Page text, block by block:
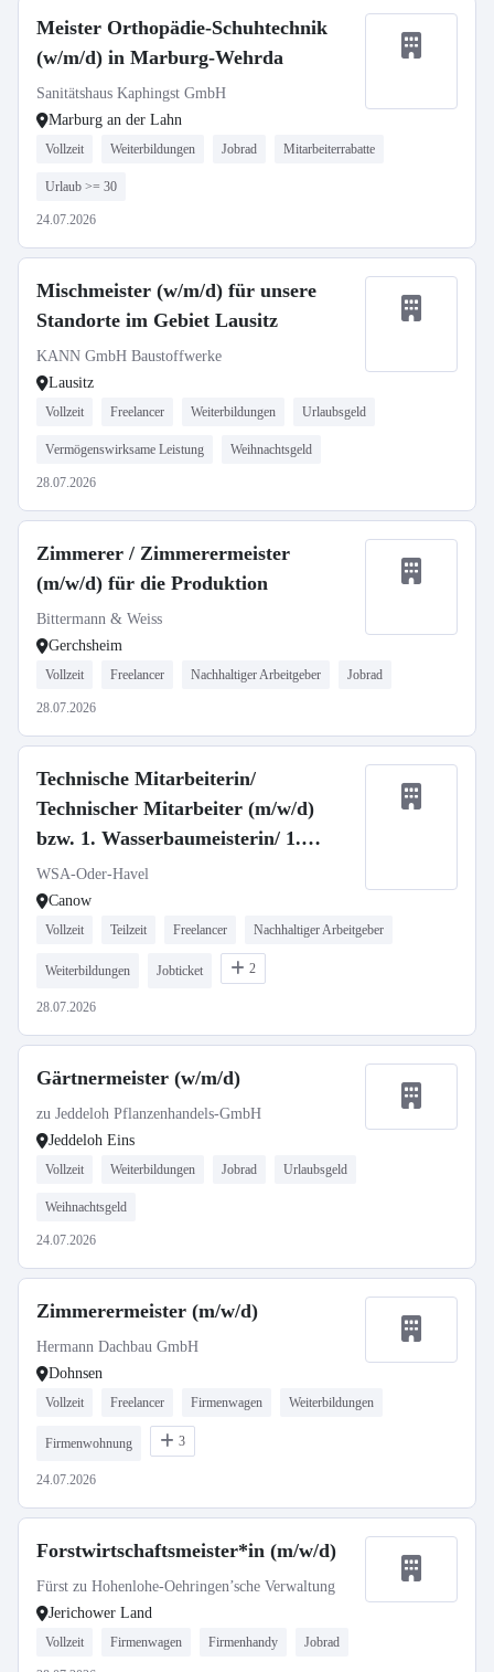
Meister Orthopädie-Schuhtechnik
(w/m/d) in Marburg-Wehrda
Sanitätshaus Kaphingst GmbH
Marburg an der Lahn
Vollzeit Weiterbildungen Jobrad Mitarbeiterrabatte
Urlaub >= 30
24.07.2026
Mischmeister (w/m/d) für unsere
Standorte im Gebiet Lausitz
KANN GmbH Baustoffwerke
Lausitz
Vollzeit Freelancer Weiterbildungen Urlaubsgeld
Vermögenswirksame Leistung Weihnachtsgeld
28.07.2026
Zimmerer / Zimmerermeister
(m/w/d) für die Produktion
Bittermann & Weiss
Gerchsheim
Vollzeit Freelancer Nachhaltiger Arbeitgeber Jobrad
28.07.2026
Technische Mitarbeiterin/
Technischer Mitarbeiter (m/w/d)
bzw. 1. Wasserbaumeisterin/ 1.
Wasserbaumeister (m/w/d)
WSA-Oder-Havel
Canow
Vollzeit Teilzeit Freelancer Nachhaltiger Arbeitgeber
Weiterbildungen Jobticket 2
28.07.2026
Gärtnermeister (w/m/d)
zu Jeddeloh Pflanzenhandels-GmbH
Jeddeloh Eins
Vollzeit Weiterbildungen Jobrad Urlaubsgeld
Weihnachtsgeld
24.07.2026
Zimmerermeister (m/w/d)
Hermann Dachbau GmbH
Dohnsen
Vollzeit Freelancer Firmenwagen Weiterbildungen
Firmenwohnung 3
24.07.2026
Forstwirtschaftsmeister*in (m/w/d)
Fürst zu Hohenlohe-Oehringen’sche Verwaltung
Jerichower Land
Vollzeit Firmenwagen Firmenhandy Jobrad